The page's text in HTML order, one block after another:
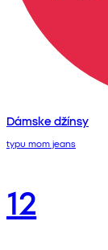
Dámske džínsy
typu mom jeans
12